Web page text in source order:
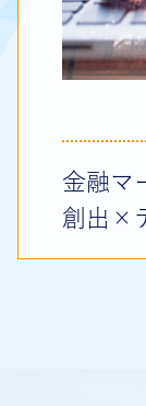
金融マ
創出×